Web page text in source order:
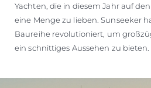
Yachten, die in diesem Jahr auf
eine Menge zu lieben. Sunseeker
Baureihe revolutioniert, um
ein schnittiges Aussehen zu bieten.